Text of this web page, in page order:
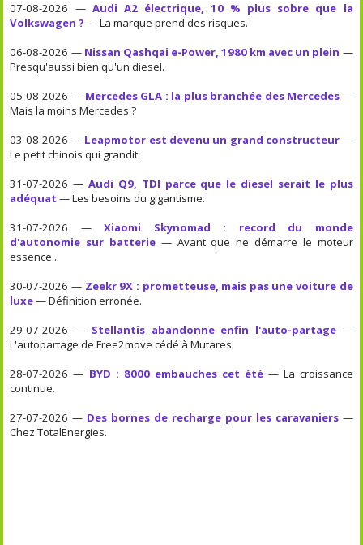
07-08-2026 — Audi A2 électrique, 10 % plus sobre que la
Volkswagen ? — La marque prend des risques.
06-08-2026 — Nissan Qashqai e-Power, 1980 km avec un plein —
Presqu'aussi bien qu'un diesel.
05-08-2026 — Mercedes GLA : la plus branchée des Mercedes —
Mais la moins Mercedes ?
03-08-2026 — Leapmotor est devenu un grand constructeur —
Le petit chinois qui grandit.
31-07-2026 —Audi Q9, TDI parce que le diesel serait le plus
adéquat — Les besoins du gigantisme.
31-07-2026 —Xiaomi Skynomad : record du monde
d'autonomie sur batterie — Avant que ne démarre le moteur
essence...
30-07-2026 — Zeekr 9X : prometteuse, mais pas une voiture de
luxe— Définition erronée.
29-07-2026 — Stellantis abandonne enfin l'auto-partage—
L'autopartage de Free2move cédé à Mutares.
28-07-2026 — BYD : 8000 embauches cet été— La croissance
continue.
27-07-2026 — Des bornes de recharge pour les caravaniers—
Chez TotalEnergies.